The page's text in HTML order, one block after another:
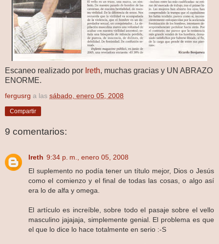
Escaneo realizado por Ireth, muchas gracias y UN ABRAZO
ENORME.
fergusrg a las sábado, enero 05, 2008
Compartir
9 comentarios:
Ireth 9:34 p. m., enero 05, 2008
El suplemento no podía tener un título mejor, Dios o Jesús
como el comienzo y el final de todas las cosas, o algo así
era lo de alfa y omega.
El artículo es increíble, sobre todo el pasaje sobre el vello
masculino jajajaja, simplemente genial. El problema es que
el que lo dice lo hace totalmente en serio :-S